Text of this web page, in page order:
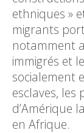
ethniques »
migrants
notamment
immigrés et
socialement
esclaves, les
d’Amérique
en Afrique.